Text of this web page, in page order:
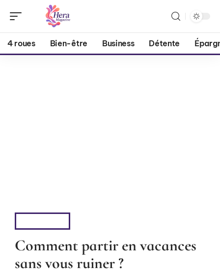
4 roues Bien-être Business Détente
Comment partir en vacances
sans vous ruiner ?